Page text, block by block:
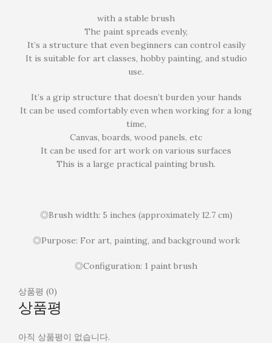
with a stable brush
The paint spreads evenly,
It’s a structure that even beginners can control easily
It is suitable for art classes, hobby painting, and studio
use.
It’s a grip structure that doesn’t burden your hands
It can be used comfortably even when working for a long
time,
Canvas, boards, wood panels, etc
It can be used for art work on various surfaces
This is a large practical painting brush.
◎Brush width: 5 inches (approximately 12.7 cm)
◎Purpose: For art, painting, and background work
◎Configuration: 1 paint brush
상품평 (0)
상품평
아직 상품평이 없습니다.